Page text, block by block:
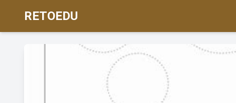
RETOEDU